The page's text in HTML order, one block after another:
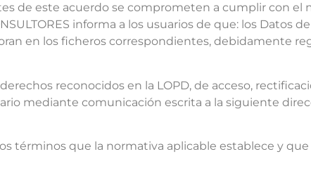
de este acuerdo se comprometen a cumplir con el
informa a los usuarios de que: los Datos
en los ficheros correspondientes, debidamente
reconocidos en la LOPD, de acceso,
mediante comunicación escrita a la siguiente
términos que la normativa aplicable establece y